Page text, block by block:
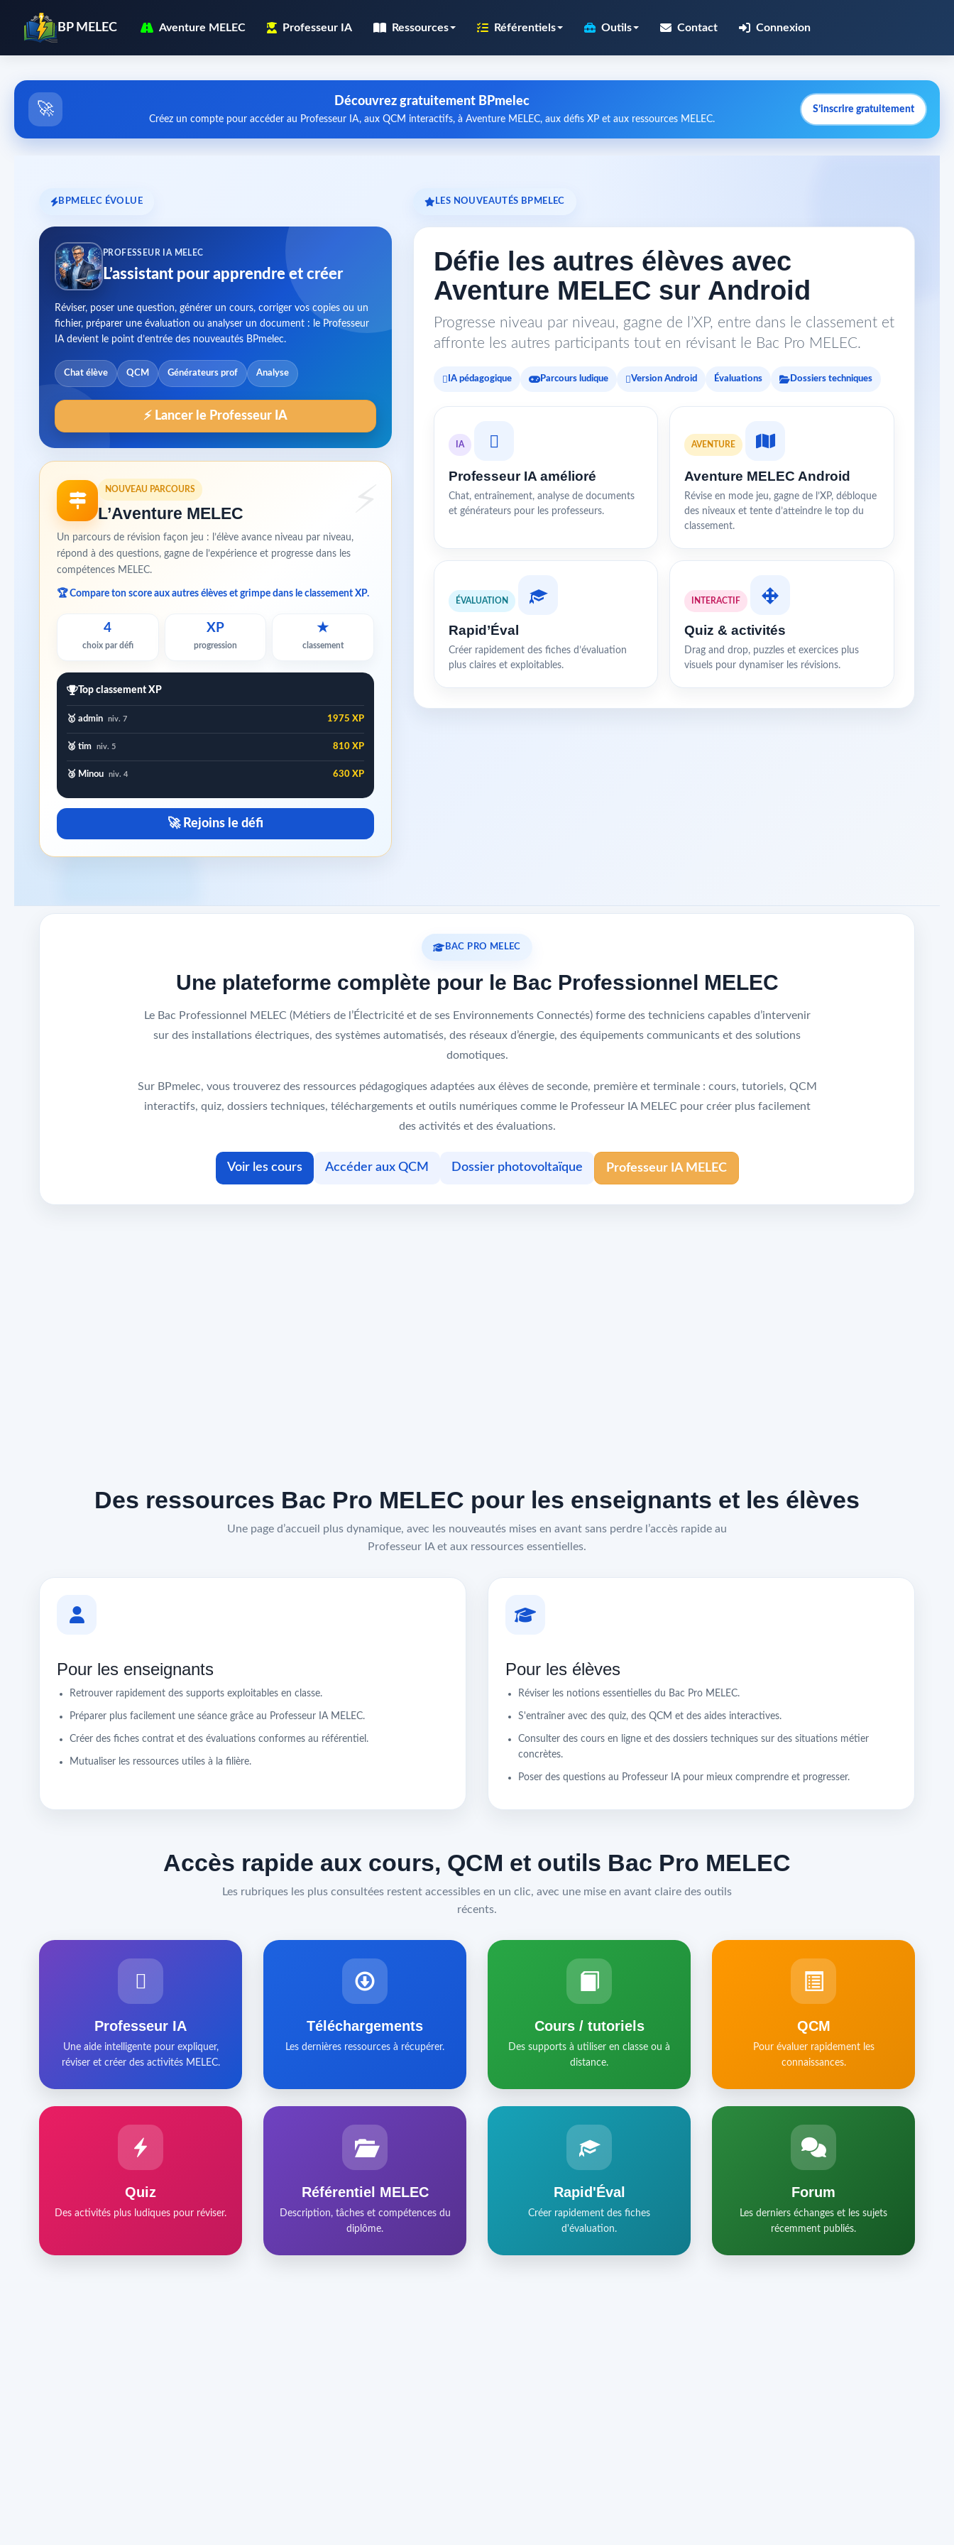
BP MELEC Aventure MELEC Professeur IA Ressources Référentiels Outils Contact Connexion
🚀 Découvrez gratuitement BPmelec
Créez un compte pour accéder au Professeur IA, aux QCM interactifs, à Aventure MELEC, aux défis XP et aux ressources MELEC.
S’inscrire gratuitement
BPMELEC ÉVOLUE
PROFESSEUR IA MELEC
L’assistant pour apprendre et créer
Réviser, poser une question, générer un cours, corriger vos copies ou un
fichier, préparer une évaluation ou analyser un document : le Professeur
IA devient le point d’entrée des nouveautés BPmelec.
Chat élève QCM Générateurs prof Analyse
⚡ Lancer le Professeur IA
NOUVEAU PARCOURS
L’Aventure MELEC
Un parcours de révision façon jeu : l’élève avance niveau par niveau,
répond à des questions, gagne de l’expérience et progresse dans les
compétences MELEC.
🏆 Compare ton score aux autres élèves et grimpe dans le classement XP.
4
choix par défi
XP
progression
★
classement
Top classement XP
🥇 admin niv. 7 1975 XP
🥈 tim niv. 5 810 XP
🥉 Minou niv. 4 630 XP
🚀 Rejoins le défi
LES NOUVEAUTÉS BPMELEC
Défie les autres élèves avec
Aventure MELEC sur Android
Progresse niveau par niveau, gagne de l’XP, entre dans le classement et
affronte les autres participants tout en révisant le Bac Pro MELEC.
IA pédagogique Parcours ludique Version Android Évaluations Dossiers techniques
IA
Professeur IA amélioré
Chat, entraînement, analyse de documents
et générateurs pour les professeurs.
AVENTURE
Aventure MELEC Android
Révise en mode jeu, gagne de l’XP, débloque
des niveaux et tente d’atteindre le top du
classement.
ÉVALUATION
Rapid’Éval
Créer rapidement des fiches d’évaluation
plus claires et exploitables.
INTERACTIF
Quiz & activités
Drag and drop, puzzles et exercices plus
visuels pour dynamiser les révisions.
BAC PRO MELEC
Une plateforme complète pour le Bac Professionnel MELEC
Le Bac Professionnel MELEC (Métiers de l’Électricité et de ses Environnements Connectés) forme des techniciens capables d’intervenir
sur des installations électriques, des systèmes automatisés, des réseaux d’énergie, des équipements communicants et des solutions
domotiques.
Sur BPmelec, vous trouverez des ressources pédagogiques adaptées aux élèves de seconde, première et terminale : cours, tutoriels, QCM
interactifs, quiz, dossiers techniques, téléchargements et outils numériques comme le Professeur IA MELEC pour créer plus facilement
des activités et des évaluations.
Voir les cours Accéder aux QCM Dossier photovoltaïque Professeur IA MELEC
Des ressources Bac Pro MELEC pour les enseignants et les élèves
Une page d’accueil plus dynamique, avec les nouveautés mises en avant sans perdre l’accès rapide au
Professeur IA et aux ressources essentielles.
Pour les enseignants
Retrouver rapidement des supports exploitables en classe.
Préparer plus facilement une séance grâce au Professeur IA MELEC.
Créer des fiches contrat et des évaluations conformes au référentiel.
Mutualiser les ressources utiles à la filière.
Pour les élèves
Réviser les notions essentielles du Bac Pro MELEC.
S'entraîner avec des quiz, des QCM et des aides interactives.
Consulter des cours en ligne et des dossiers techniques sur des situations métier
concrètes.
Poser des questions au Professeur IA pour mieux comprendre et progresser.
Accès rapide aux cours, QCM et outils Bac Pro MELEC
Les rubriques les plus consultées restent accessibles en un clic, avec une mise en avant claire des outils
récents.
Professeur IA
Une aide intelligente pour expliquer,
réviser et créer des activités MELEC.
Téléchargements
Les dernières ressources à récupérer.
Cours / tutoriels
Des supports à utiliser en classe ou à
distance.
QCM
Pour évaluer rapidement les
connaissances.
Quiz
Des activités plus ludiques pour réviser.
Référentiel MELEC
Description, tâches et compétences du
diplôme.
Rapid'Éval
Créer rapidement des fiches
d'évaluation.
Forum
Les derniers échanges et les sujets
récemment publiés.